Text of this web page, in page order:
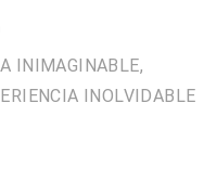
INIMAGINABLE,
INOLVIDABLE